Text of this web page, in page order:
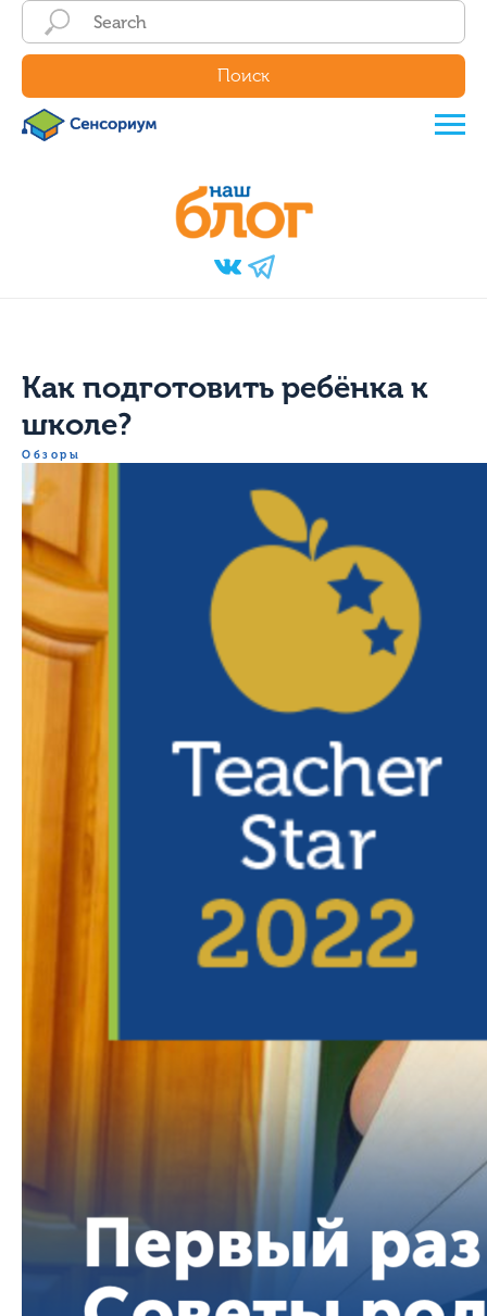
Поиск
Как подготовить ребёнка к
школе?
Обзоры